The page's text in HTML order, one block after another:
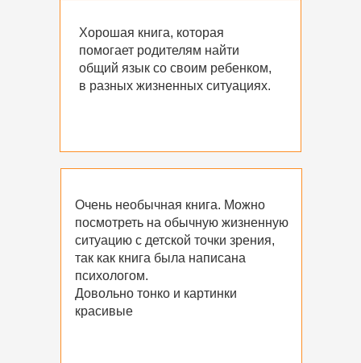
Хорошая книга, которая
помогает родителям найти
общий язык со своим ребенком,
в разных жизненных ситуациях.
Очень необычная книга. Можно
посмотреть на обычную жизненную
ситуацию с детской точки зрения,
так как книга была написана
психологом.
Довольно тонко и картинки
красивые